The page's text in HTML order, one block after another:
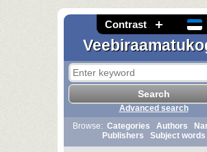
Contrast
Advanced search
Browse: Categories Authors
Publishers
Subject words